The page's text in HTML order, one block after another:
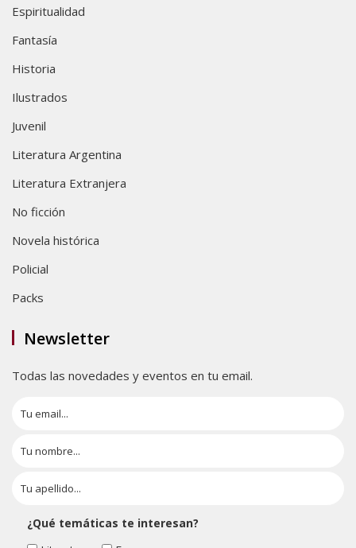
Espiritualidad
Fantasía
Historia
Ilustrados
Juvenil
Literatura Argentina
Literatura Extranjera
No ficción
Novela histórica
Policial
Packs
Newsletter
Todas las novedades y eventos en tu email.
¿Qué temáticas te interesan?